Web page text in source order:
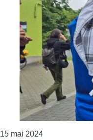
15 mai 2024Consulter